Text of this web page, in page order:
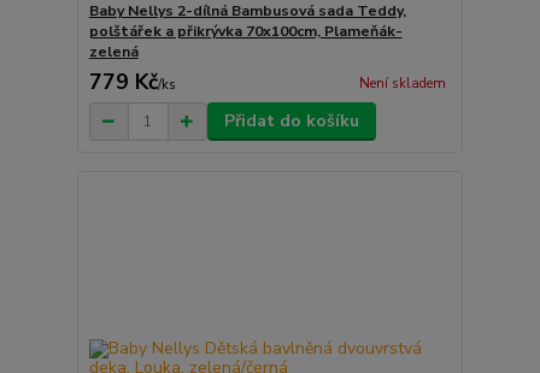
Baby Nellys 2-dílná Bambusová sada Teddy,
polštářek a přikrývka 70x100cm, Plameňák-
zelená
779 Kč/ks Není skladem
Přidat do košíku